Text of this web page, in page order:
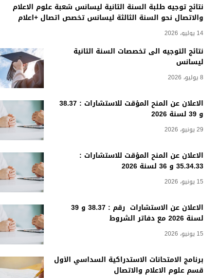
نتائج توجيه طلبة السنة الثانية ليسانس شعبة علوم الاعلام
والاتصال نحو السنة الثالثة ليسانس تخصص اتصال +اعلام
14 يوليو، 2026
نتائج التوجيه الى تخصصات السنة الثانية
ليسانس
8 يوليو، 2026
الاعلان عن المنح المؤقت للاستشارات : 38.37
و 39 لسنة 2026
29 يونيو، 2026
الاعلان عن المنح المؤقت للاستشارات :
35.34.33 و 36 لسنة 2026
15 يونيو، 2026
الاعلان عن الاستشارات رقم : 38.37 و 39
لسنة 2026 مع دفاتر الشروط
15 يونيو، 2026
برنامج الامتحانات الاستدراكية السداسي الأول
قسم علوم الاعلام والاتصال